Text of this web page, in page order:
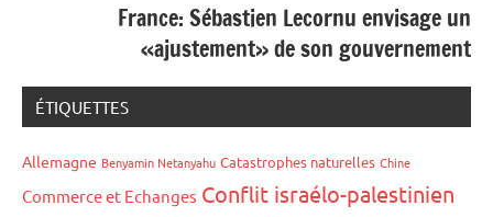
France: Sébastien Lecornu envisage un
«ajustement» de son gouvernement
ÉTIQUETTES
Allemagne Benyamin Netanyahu Catastrophes naturelles Chine
Commerce et Echanges Conflit israélo-palestinien